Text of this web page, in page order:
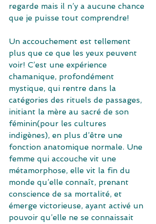
regarde mais il n’y a aucune chance
que je puisse tout comprendre!
Un accouchement est tellement
plus que ce que les yeux peuvent
voir! C’est une expérience
chamanique, profondément
mystique, qui rentre dans la
catégories des rituels de passages,
initiant la mère au sacré de son
féminin(pour les cultures
indigènes), en plus d’être une
fonction anatomique normale. Une
femme qui accouche vit une
métamorphose, elle vit la fin du
monde qu’elle connaît, prenant
conscience de sa mortalité, et
émerge victorieuse, ayant activé un
pouvoir qu’elle ne se connaissait